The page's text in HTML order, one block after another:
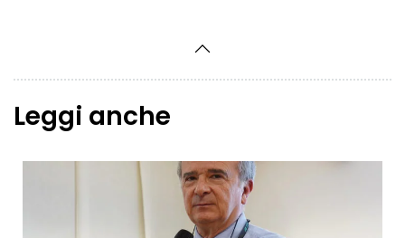
Leggi anche